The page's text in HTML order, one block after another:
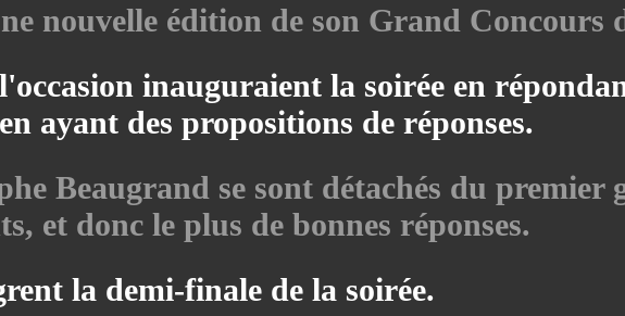
nouvelle édition de son Grand Concours
inauguraient la soirée en
ayant des propositions de réponses.
Beaugrand se sont détachés du premier
et donc le plus de bonnes réponses.
la demi-finale de la soirée.